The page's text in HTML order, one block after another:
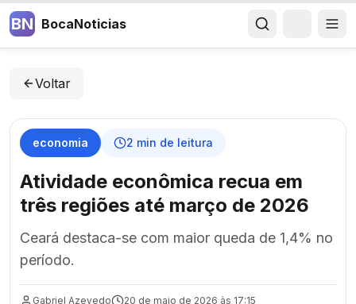
BN BocaNoticias
Voltar
economia 2 min de leitura
Atividade econômica recua em
três regiões até março de 2026
Ceará destaca-se com maior queda de 1,4% no
período.
Gabriel Azevedo 20 de maio de 2026 às 17:15